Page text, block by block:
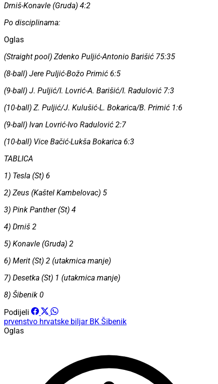
Drniš-Konavle (Gruda) 4:2
Po disciplinama:
Oglas
(Straight pool) Zdenko Puljić-Antonio Barišić 75:35
(8-ball) Jere Puljić-Božo Primić 6:5
(9-ball) J. Puljić/I. Lovrić-A. Barišić/I. Radulović 7:3
(10-ball) Z. Puljić/J. Kulušić-L. Bokarica/B. Primić 1:6
(9-ball) Ivan Lovrić-Ivo Radulović 2:7
(10-ball) Vice Bačić-Lukša Bokarica 6:3
TABLICA
1) Tesla (St) 6
2) Zeus (Kaštel Kambelovac) 5
3) Pink Panther (St) 4
4) Drniš 2
5) Konavle (Gruda) 2
6) Merit (St) 2 (utakmica manje)
7) Desetka (St) 1 (utakmica manje)
8) Šibenik 0
Podijeli
prvenstvo hrvatske biljar BK Šibenik
Oglas